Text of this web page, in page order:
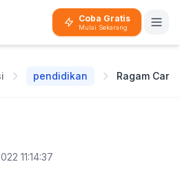
Coba Gratis
Mulai Sekarang
pendidikan
11:14:37